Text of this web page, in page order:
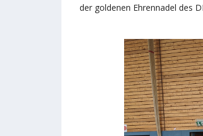
der goldenen Ehrennadel des